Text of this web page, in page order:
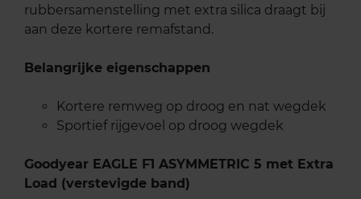
rubbersamenstelling met extra silica draagt bij
aan deze kortere remafstand.
Belangrijke eigenschappen
Kortere remweg op droog en nat wegdek
Sportief rijgevoel op droog wegdek
Goodyear EAGLE F1 ASYMMETRIC 5 met Extra
Load (verstevigde band)